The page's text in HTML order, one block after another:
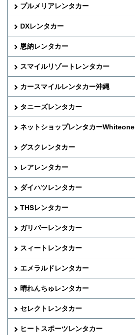
プルメリアレンタカー
DXレンタカー
恩納レンタカー
スマイルリゾートレンタカー
カースマイルレンタカー沖縄
タニーズレンタカー
ネットショップレンタカーWhiteone
グスクレンタカー
レアレンタカー
ダイハツレンタカー
THSレンタカー
ガリバーレンタカー
スィートレンタカー
エメラルドレンタカー
晴れんちゅレンタカー
セレクトレンタカー
ヒートスポーツレンタカー